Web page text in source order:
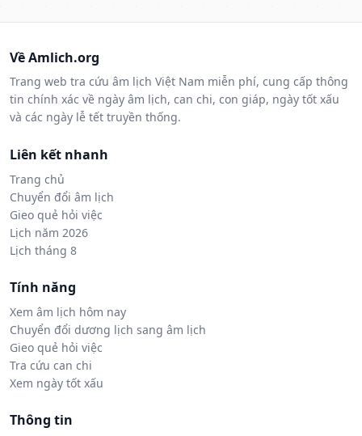
Về Amlich.org
Trang web tra cứu âm lịch Việt Nam miễn phí, cung cấp thông
tin chính xác về ngày âm lịch, can chi, con giáp, ngày tốt xấu
và các ngày lễ tết truyền thống.
Liên kết nhanh
Trang chủ
Chuyển đổi âm lịch
Gieo quẻ hỏi việc
Lịch năm 2026
Lịch tháng 8
Tính năng
Xem âm lịch hôm nay
Chuyển đổi dương lịch sang âm lịch
Gieo quẻ hỏi việc
Tra cứu can chi
Xem ngày tốt xấu
Thông tin